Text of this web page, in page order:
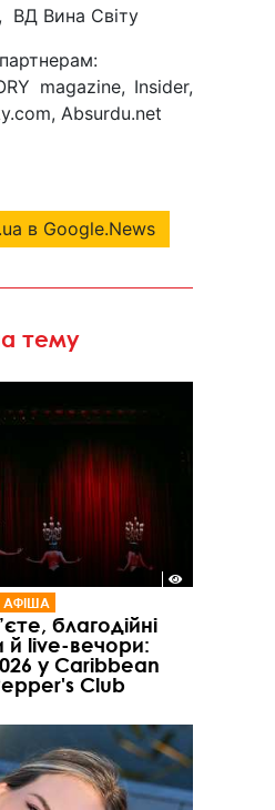
ВД Вина Світу
magazine, Insider,
Absurdu.net
в Google.News
тему
АФІША
благодійні
й live-вечори:
у Caribbean
Club